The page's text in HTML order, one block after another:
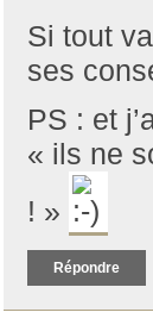
Si tout
ses
PS : et
« ils ne
! »
Répondre